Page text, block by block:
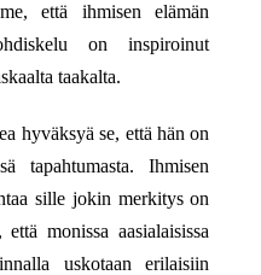
että ihmisen elämän
on inspiroinut
taakalta.
hyväksyä se, että hän on
tapahtumasta. Ihmisen
sille jokin merkitys on
monissa aasialaisissa
uskotaan erilaisiin